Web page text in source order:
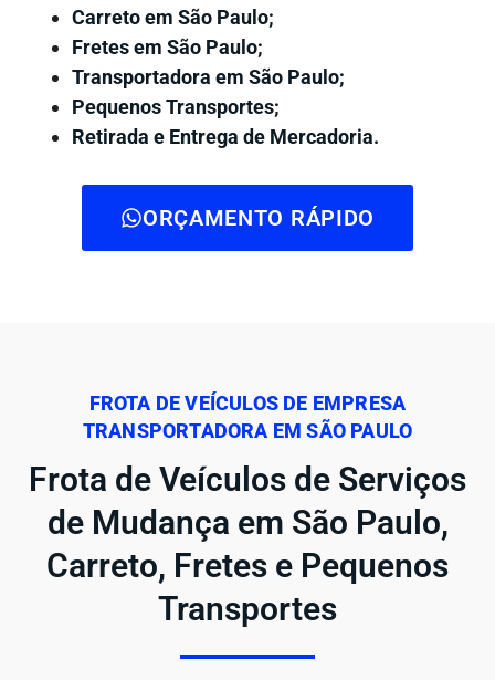
Carreto em São Paulo;
Fretes em São Paulo;
Transportadora em São Paulo;
Pequenos Transportes;
Retirada e Entrega de Mercadoria.
ORÇAMENTO RÁPIDO
FROTA DE VEÍCULOS DE EMPRESA
TRANSPORTADORA EM SÃO PAULO
Frota de Veículos de Serviços
de Mudança em São Paulo,
Carreto, Fretes e Pequenos
Transportes